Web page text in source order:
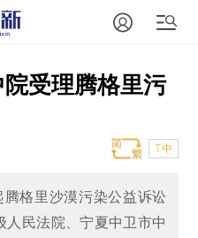
受理腾格里污
T中
格里沙漠污染公益诉讼
民法院、宁夏中卫市中